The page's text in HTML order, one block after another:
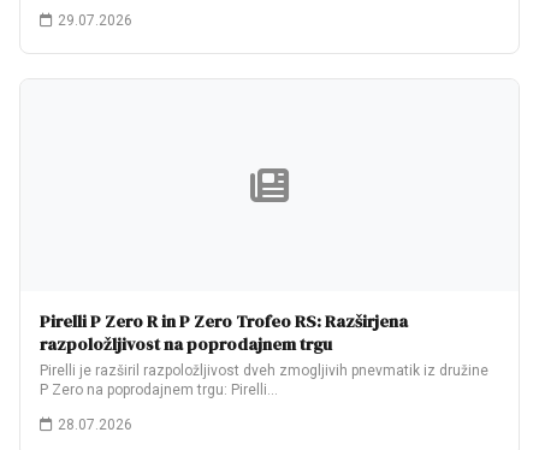
29.07.2026
Pirelli P Zero R in P Zero Trofeo RS: Razširjena
razpoložljivost na poprodajnem trgu
Pirelli je razširil razpoložljivost dveh zmogljivih pnevmatik iz družine
P Zero na poprodajnem trgu: Pirelli…
28.07.2026